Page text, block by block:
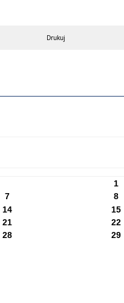
Drukuj
1
7 8
14 15
21 22
28 29